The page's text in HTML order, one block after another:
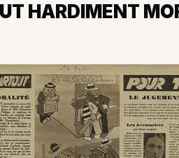
HARDIMENT